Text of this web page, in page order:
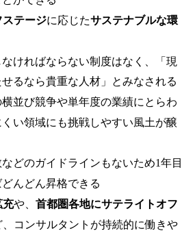
ステージに応じたサステナブルな環
ければならない制度はなく、「現
るなら貴重な人材」とみなされる
並び競争や単年度の業績にとらわ
い領域にも挑戦しやすい風土が醸
どのガイドラインもないため1年目
んどん昇格できる
充や、 首都圏各地にサテライトオフ
、コンサルタントが持続的に働きや